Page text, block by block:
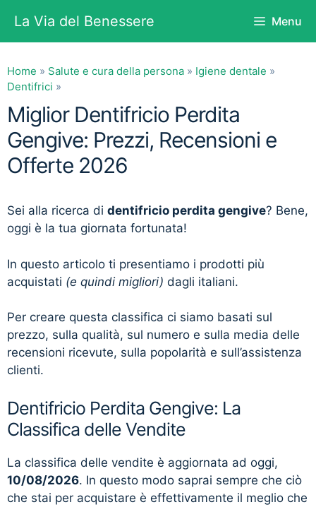
contenuto
La Via del Benessere Menu
Home » Salute e cura della persona » Igiene dentale »
Dentifrici »
Miglior Dentifricio Perdita
Gengive: Prezzi, Recensioni e
Offerte 2026
Sei alla ricerca di dentifricio perdita gengive? Bene,
oggi è la tua giornata fortunata!
In questo articolo ti presentiamo i prodotti più
acquistati (e quindi migliori) dagli italiani.
Per creare questa classifica ci siamo basati sul
prezzo, sulla qualità, sul numero e sulla media delle
recensioni ricevute, sulla popolarità e sull’assistenza
clienti.
Dentifricio Perdita Gengive: La
Classifica delle Vendite
La classifica delle vendite è aggiornata ad oggi,
10/08/2026. In questo modo saprai sempre che ciò
che stai per acquistare è effettivamente il meglio che